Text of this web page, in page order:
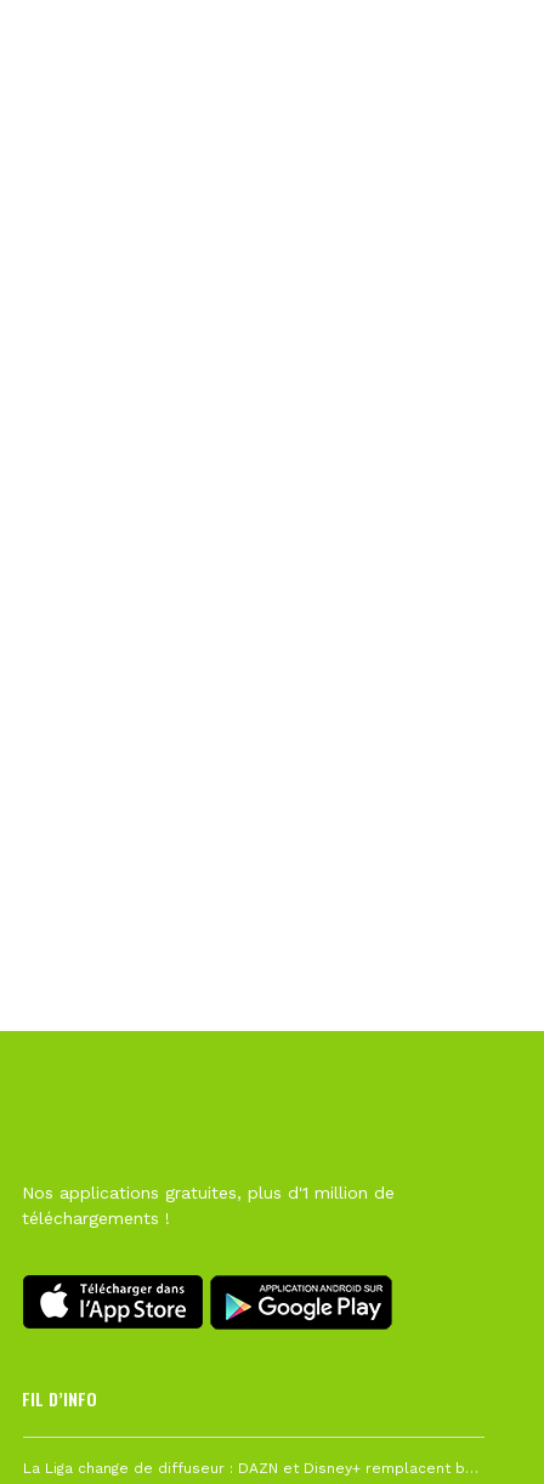
Nos applications gratuites, plus d'1 million de
téléchargements !
FIL D’INFO
La Liga change de diffuseur : DAZN et Disney+ remplacent beIN Sports !